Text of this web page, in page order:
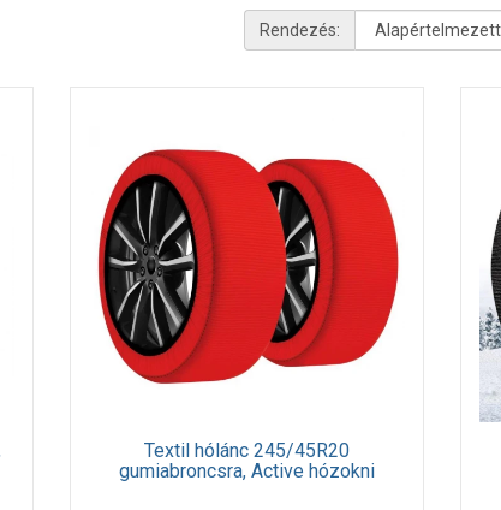
Rendezés:
Textil hólánc 245/45R20
gumiabroncsra, Active hózokni